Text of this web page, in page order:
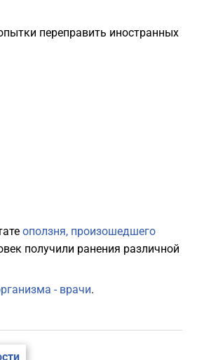
переправить иностранных
оползня, произошедшего
получили ранения различной
- врачи.